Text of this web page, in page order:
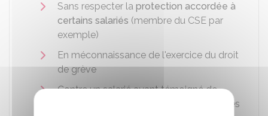
Sans respecter la protection accordée à
certains salariés (membre du CSE par
exemple)
En méconnaissance de l'exercice du droit
de grève
Contre un salarié ayant témoigné de
mauvais traitements ou privations infligés